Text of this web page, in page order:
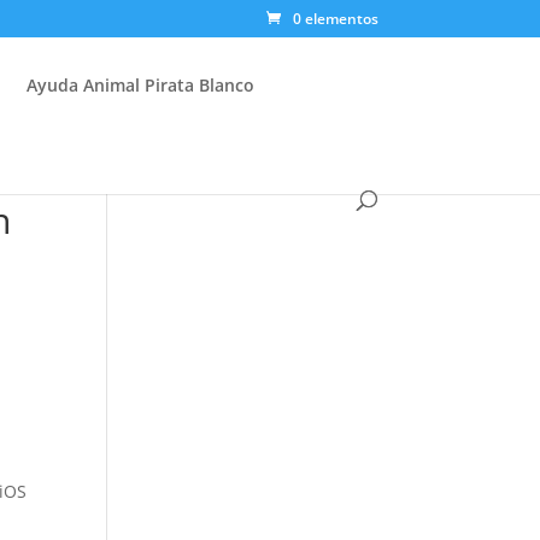
0 elementos
Ayuda Animal Pirata Blanco